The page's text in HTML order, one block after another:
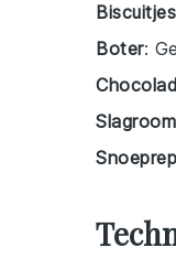
Biscuitjes
Boter:
Slagroom